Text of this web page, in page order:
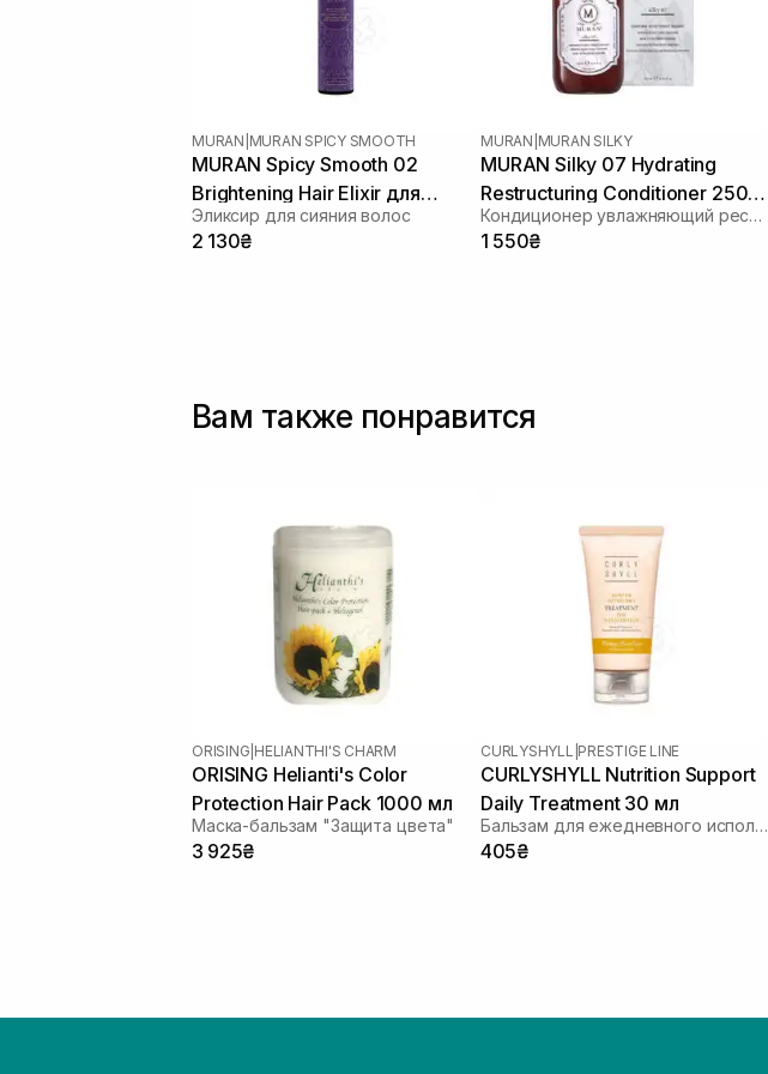
MURAN MURAN SPICY SMOOTH
MURAN Spicy Smooth 02
Brightening Hair Elixir для
розгладження та захисту
кольору 50 мл
Эликсир для сияния волос
2 130₴
MURAN MURAN SILKY
MURAN Silky 07 Hydrating
Restructuring Conditioner 250
мл
Кондиционер увлажняющий реструктурирующий для волос
1 550₴
Вам также понравится
ORISING HELIANTHI'S CHARM
ORISING Helianti's Color
Protection Hair Pack 1000 мл
Маска-бальзам "Защита цвета"
3 925₴
CURLYSHYLL PRESTIGE LINE
CURLYSHYLL Nutrition Support
Daily Treatment 30 мл
Бальзам для ежедневного использования для поврежденных волос
405₴